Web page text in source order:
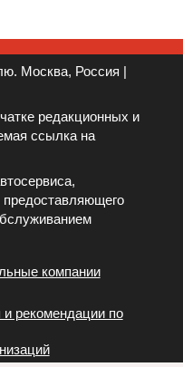
Москва, Россия |
редакционных и
ссылка на
предоставляющего
компании